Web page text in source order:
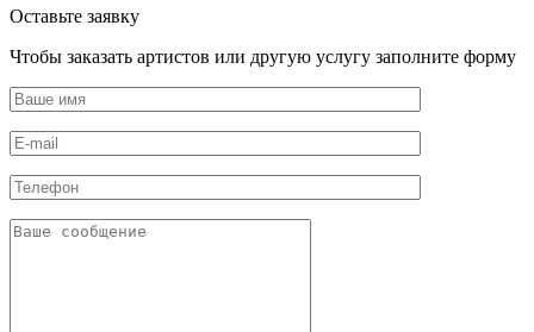
Оставьте заявку
Чтобы заказать артистов или другую услугу заполните форму